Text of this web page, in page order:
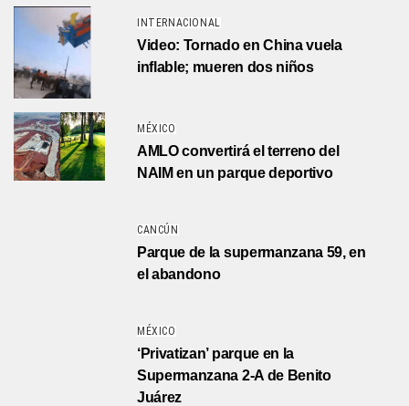
INTERNACIONAL
Video: Tornado en China vuela
inflable; mueren dos niños
MÉXICO
AMLO convertirá el terreno del
NAIM en un parque deportivo
CANCÚN
Parque de la supermanzana 59, en
el abandono
MÉXICO
‘Privatizan’ parque en la
Supermanzana 2-A de Benito
Juárez